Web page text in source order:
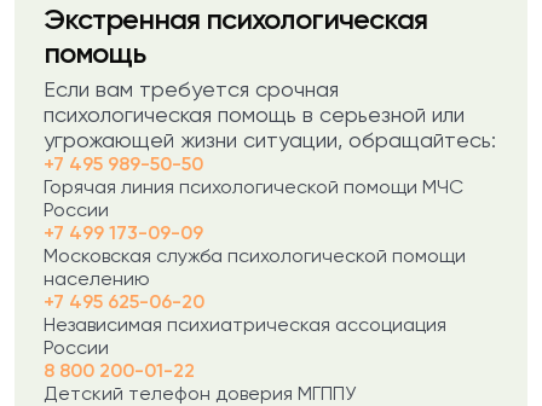
Экстренная психологическая
помощь
Если вам требуется срочная
психологическая помощь в серьезной или
угрожающей жизни ситуации, обращайтесь:
+7 495 989-50-50
Горячая линия психологической помощи МЧС
России
+7 499 173-09-09
Московская служба психологической помощи
населению
+7 495 625-06-20
Независимая психиатрическая ассоциация
России
8 800 200-01-22
Детский телефон доверия МГППУ